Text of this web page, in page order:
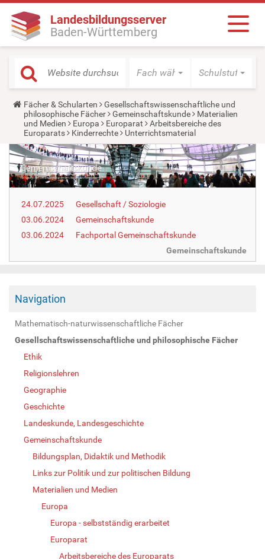
Landesbildungsserver
Baden-Württemberg
Fach wählen Schulstufe
Y
o
u
a
r
e
h
e
r
e
Fächer & Schularten
Gesellschaftswissenschaftliche und
philosophische Fächer
Gemeinschaftskunde
Materialien
und Medien
Europa Europarat
Arbeitsbereiche des
Europarats
Kinderrechte Unterrichtsmaterial
24.07.2025
Gesellschaft / Soziologie
03.06.2024
Gemeinschaftskunde
03.06.2024
Fachportal Gemeinschaftskunde
Gemeinschaftskunde
Navigation
Mathematisch-naturwissenschaftliche Fächer
Gesellschaftswissenschaftliche und philosophische Fächer
Ethik
Religionslehren
Geographie
Geschichte
Landeskunde, Landesgeschichte
Gemeinschaftskunde
Bildungsplan, Didaktik und Methodik
Links zur Politik und zur politischen Bildung
Materialien und Medien
Europa
Europa - selbstständig erarbeitet
Europarat
Arbeitsbereiche des Europarats